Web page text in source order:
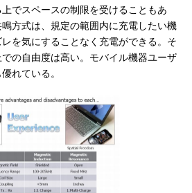
でスペースの制限を受けることもあ
方式は、規定の範囲内に充電したい機
を気にすることなく充電ができる。そ
の自由度は高い。モバイル機器ユーザ
れている。